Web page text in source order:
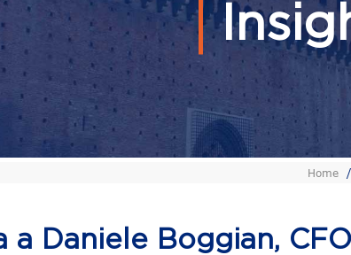
Home /
a Daniele Boggian,